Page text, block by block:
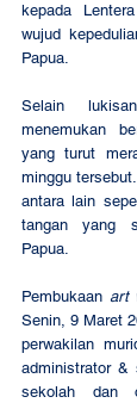
kepada
wujud
Papua.
Selain
menemukan
yang turut
minggu
antara lain
tangan yang
Papua.
Pembukaan art
Senin, 9 Maret
perwakilan
administrator &
sekolah dan